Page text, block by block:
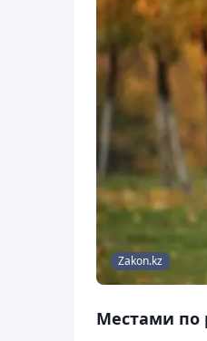
Zakon.kz
Местами по